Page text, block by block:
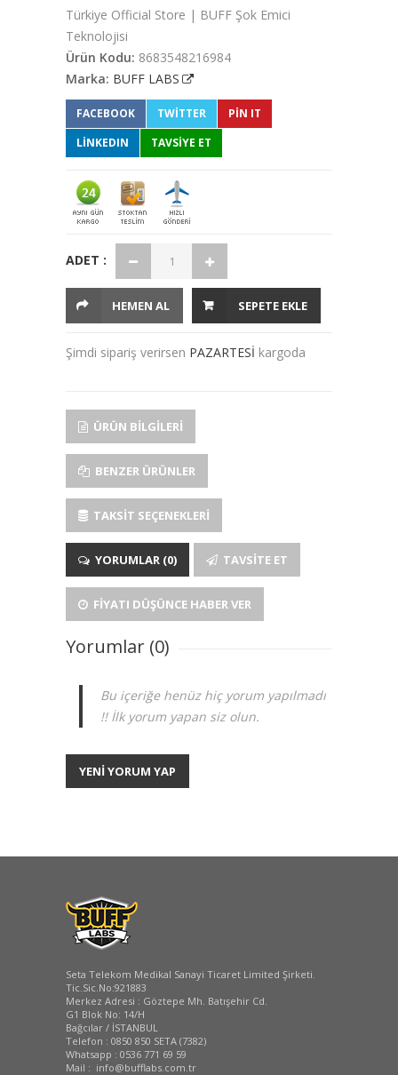
Türkiye Official Store | BUFF Şok Emici
Teknolojisi
Ürün Kodu: 8683548216984
Marka: BUFF LABS
FACEBOOK TWITTER
PIN IT
LINKEDIN
TAVSİYE ET
ADET :
HEMEN AL SEPETE EKLE
Şimdi sipariş verirsen PAZARTESİ kargoda
ÜRÜN BILGILERI
BENZER ÜRÜNLER
TAKSIT SEÇENEKLERI
YORUMLAR (0) TAVSITE ET
FIYATI DÜŞÜNCE HABER VER
Yorumlar (0)
Bu içeriğe henüz hiç yorum yapılmadı
!! İlk yorum yapan siz olun.
YENİ YORUM YAP
Seta Telekom Medikal Sanayi Ticaret Limited Şirketi.
Tic.Sic.No:921883
Merkez Adresi : Göztepe Mh. Batışehir Cd.
G1 Blok No: 14/H
Bağcılar / İSTANBUL
Telefon : 0850 850 SETA (7382)
Whatsapp : 0536 771 69 59
Mail : info@bufflabs.com.tr